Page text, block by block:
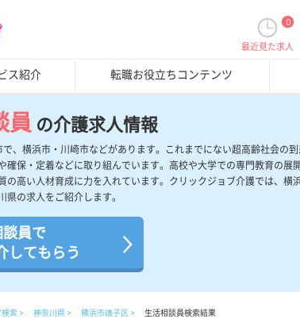
0
最近見た求人
ス紹介 転職お役立ちコンテンツ
員 の介護求人情報
、横浜市・川崎市などがあります。これまでにない超高齢社会の
確保・定着などに取り組んでいます。高校や大学での専門教育の展
の高い人材育成に力を入れています。クリックジョブ介護では、横
の求人をご紹介します。
員で
してもらう
検索 神奈川県 横浜市磯子区 生活相談員検索結果